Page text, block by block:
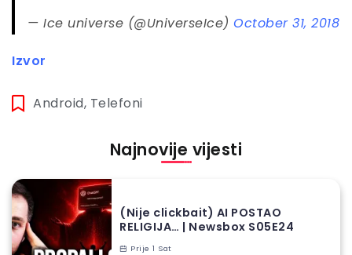
— Ice universe (@UniverseIce) October 31, 2018
Izvor
Android, Telefoni
Najnovije vijesti
(Nije clickbait) AI POSTAO
RELIGIJA… | Newsbox S05E24
Prije 1 Sat